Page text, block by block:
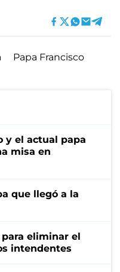
Papa Francisco
y el actual papa
misa en
que llegó a la
eliminar el
intendentes